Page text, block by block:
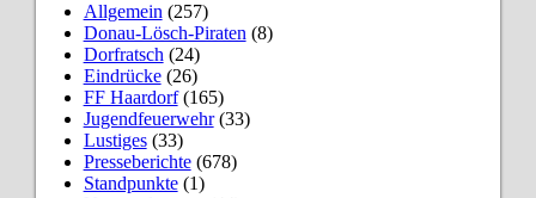
Allgemein (257)
Donau-Lösch-Piraten (8)
Dorfratsch (24)
Eindrücke(26)
FF Haardorf(165)
Jugendfeuerwehr(33)
Lustiges(33)
Presseberichte(678)
Standpunkte(1)